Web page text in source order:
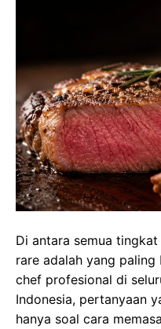
Di antara semua
rare adalah yang
chef profesional di
Indonesia, pertanyaan
hanya soal cara